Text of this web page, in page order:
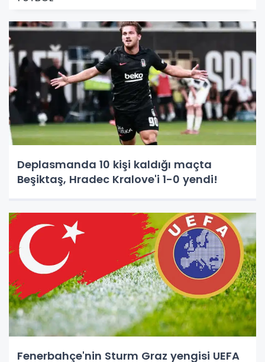
Deplasmanda 10 kişi kaldığı maçta
Beşiktaş, Hradec Kralove'i 1-0 yendi!
Fenerbahçe'nin Sturm Graz yengisi UEFA